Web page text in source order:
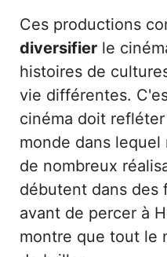
Ces productions
diversifier le
histoires de
vie différentes.
cinéma doit refléter
monde dans lequel
de nombreux
débutent dans des
avant de percer à
montre que tout le